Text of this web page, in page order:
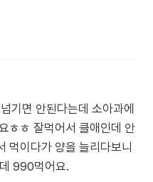
기면 안된다는데 소아과에
ㅎㅎ 잘먹어서 클애인데 안
먹이다가 양을 늘리다보니
990먹어요.